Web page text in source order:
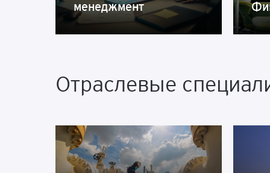
менеджмент
Отраслевые